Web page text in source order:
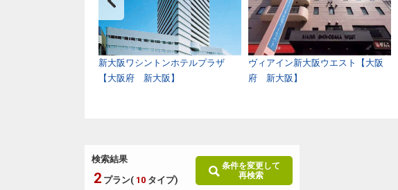
検索結果
2 プラン( 10 タイプ)
条件を変更して
再検索
新大阪ワシントンホテルプラザ
【大阪府 新大阪】
ヴィアイン新大阪ウエスト【大阪
府 新大阪】